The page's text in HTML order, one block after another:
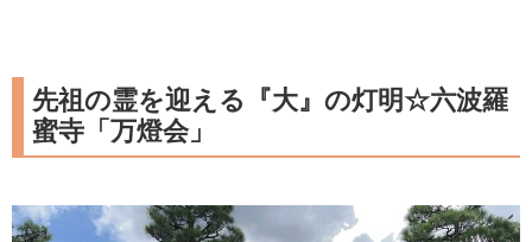
先祖の霊を迎える『大』の灯明☆六波羅
蜜寺「万燈会」